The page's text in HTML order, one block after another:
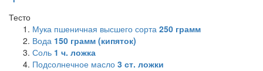
Тесто
Мука пшеничная высшего сорта 250 грамм
Вода 150 грамм (кипяток)
Соль 1 ч. ложка
Подсолнечное масло 3 ст. ложки